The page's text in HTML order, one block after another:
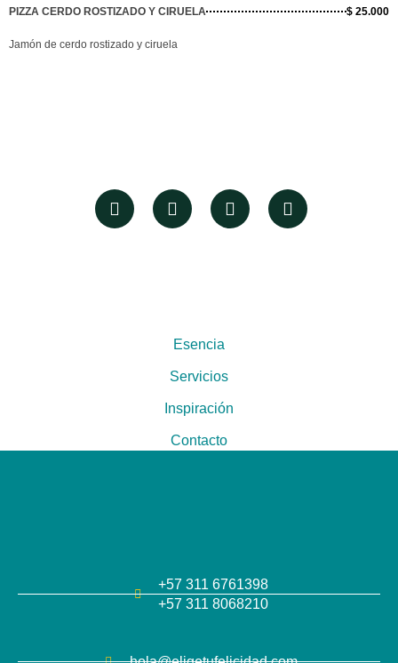
PIZZA CERDO ROSTIZADO Y CIRUELA
$ 25.000
Jamón de cerdo rostizado y ciruela
a
c
e
n
s
t
o
u
t
i
n
k
Esencia
Servicios
Inspiración
Contacto
+57 311 6761398
+57 311 8068210